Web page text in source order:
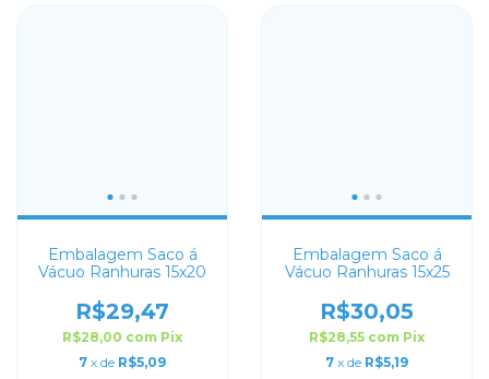
Embalagem Saco á
Vácuo Ranhuras 15x20
R$29,47
R$28,00 com Pix
7 x de R$5,09
Embalagem Saco á
Vácuo Ranhuras 15x25
R$30,05
R$28,55 com Pix
7 x de R$5,19